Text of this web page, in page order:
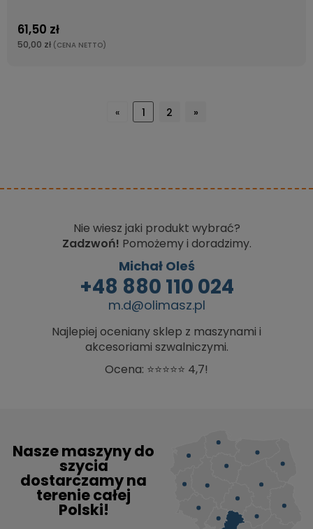
61,50 zł
50,00 zł (CENA NETTO)
« 1 2 »
Nie wiesz jaki produkt wybrać?
Zadzwoń! Pomożemy i doradzimy.
Michał Oleś
+48 880 110 024
m.d@olimasz.pl
Najlepiej oceniany sklep z maszynami i
akcesoriami szwalniczymi.
Ocena: ⭐⭐⭐⭐⭐ 4,7!
Nasze maszyny do
szycia
dostarczamy na
terenie całej
Polski!